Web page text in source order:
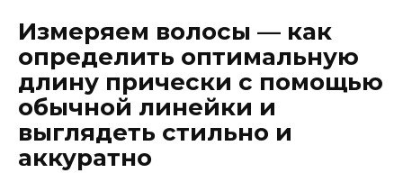
Измеряем волосы — как
определить оптимальную
длину прически с помощью
обычной линейки и
выглядеть стильно и
аккуратно